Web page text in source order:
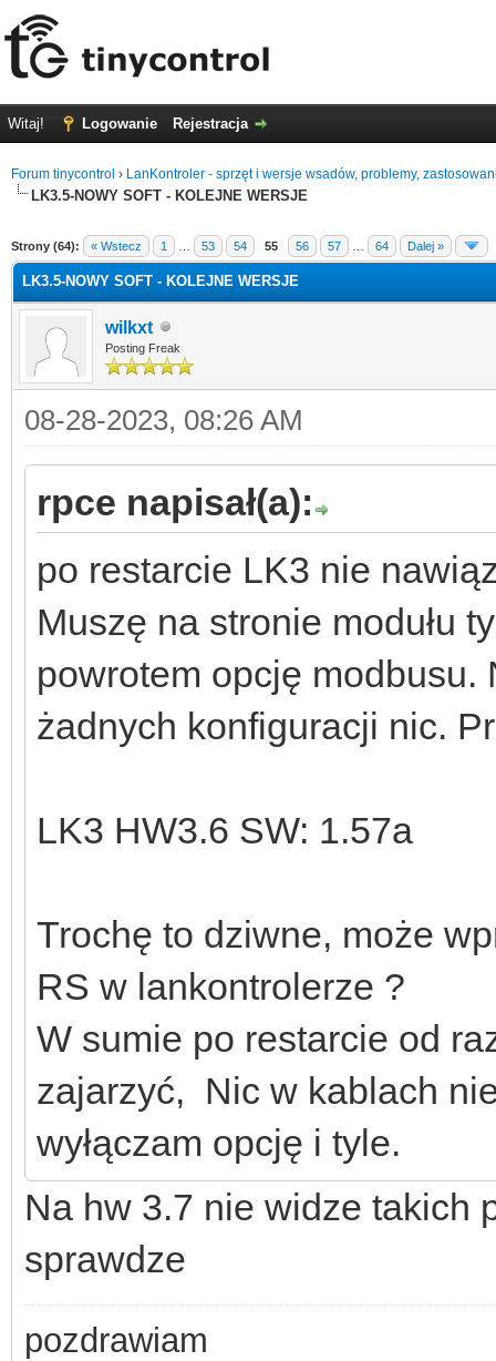
Witaj! Logowanie Rejestracja
Forum tinycontrol › LanKontroler - sprzęt i wersje wsadów, problemy,
LK3.5-NOWY SOFT - KOLEJNE WERSJE
Strony (64): « Wstecz 1 53 54 55 56 57 64 Dalej »
LK3.5-NOWY SOFT - KOLEJNE WERSJE
wilkxt
Posting Freak
08-28-2023, 08:26 AM
rpce napisał(a):
po restarcie LK3 nie
Muszę na stronie modułu
powrotem opcję
żadnych konfiguracji nic.
LK3 HW3.6 SW: 1.57a
Trochę to dziwne, może
RS w lankontrolerze ?
W sumie po restarcie od
zajarzyć, Nic w kablach
wyłączam opcję i tyle.
Na hw 3.7 nie widze takich
sprawdze
pozdrawiam